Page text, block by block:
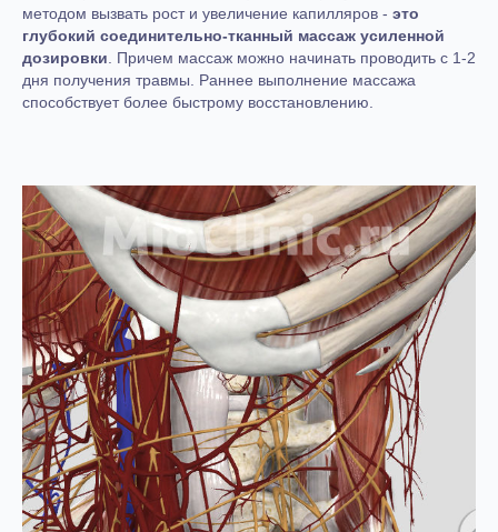
методом вызвать рост и увеличение капилляров - это
глубокий соединительно-тканный массаж усиленной
дозировки . Причем массаж можно начинать проводить с 1-2
дня получения травмы. Раннее выполнение массажа
способствует более быстрому восстановлению.